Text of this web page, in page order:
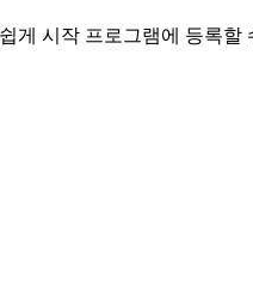
게 시작 프로그램에 등록할